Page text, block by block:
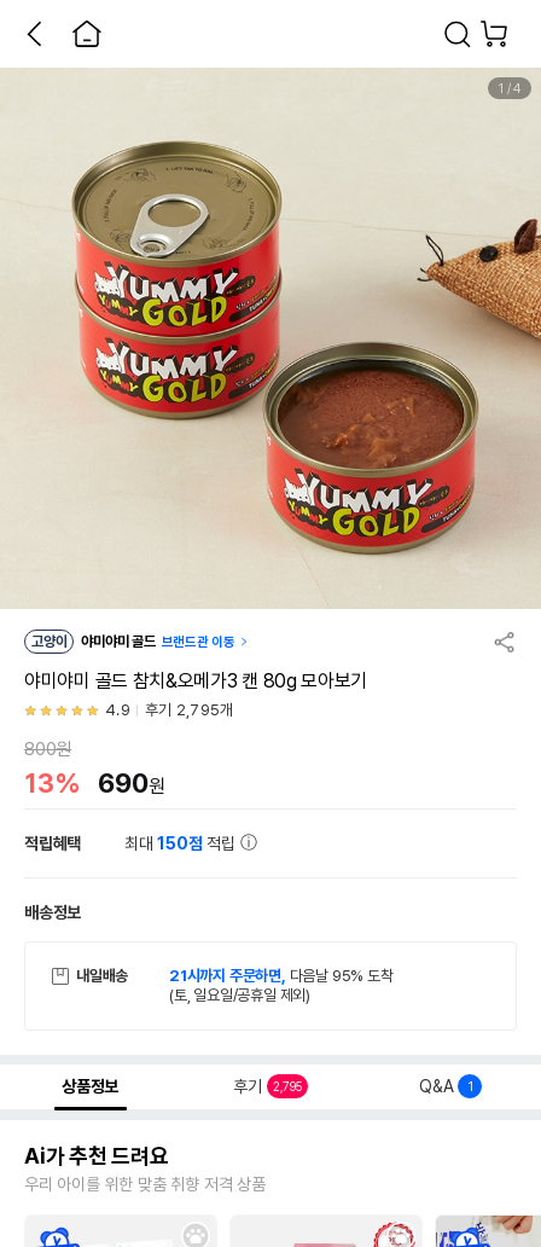
1 /4
고양이 야미야미 골드 브랜드관 이동
야미야미 골드 참치&오메가3 캔 80g 모아보기
4.9 후기 2,795개
800원
13% 690원
적립혜택 최대150점 적립
배송정보
내일배송 21시까지 주문하면, 다음날 95% 도착
(토, 일요일/공휴일 제외)
상품정보 후기 2,795 Q&A 1
Ai가 추천 드려요
우리 아이를 위한 맞춤 취향 저격 상품